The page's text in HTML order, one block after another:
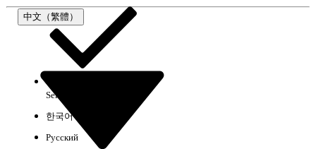
中文（繁體）
Select Org
한국어
Русский